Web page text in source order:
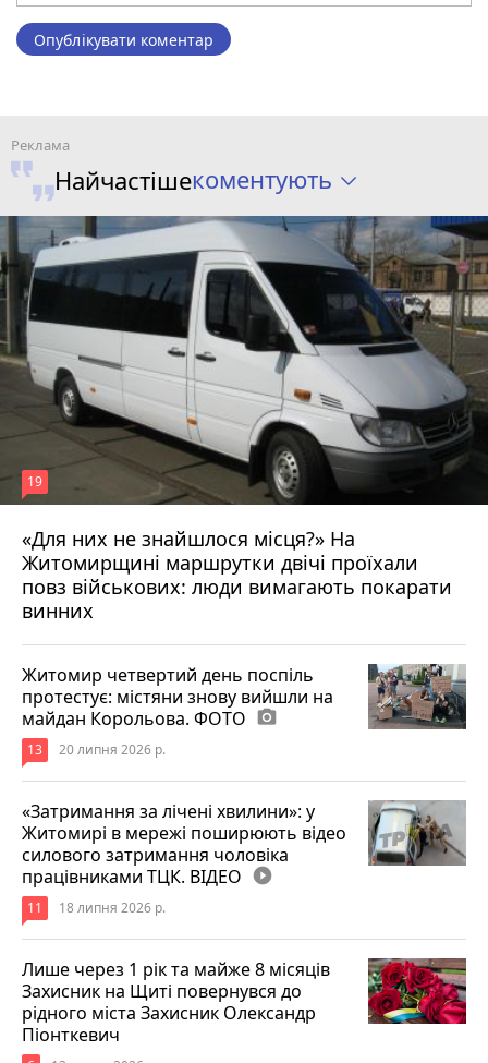
Опублікувати коментар
Найчастішекоментують
«Для них не знайшлося місця?» На
Житомирщині маршрутки двічі проїхали
повз військових: люди вимагають покарати
винних
19
17 липня 2026 р.
Житомир четвертий день поспіль
протестує: містяни знову вийшли на
майдан Корольова. ФОТО photo_camera
13 20 липня 2026 р.
«Затримання за лічені хвилини»: у
Житомирі в мережі поширюють відео
силового затримання чоловіка
працівниками ТЦК. ВІДЕО play_circle_filled
11 18 липня 2026 р.
Лише через 1 рік та майже 8 місяців
Захисник на Щиті повернувся до
рідного міста Захисник Олександр
Піонткевич